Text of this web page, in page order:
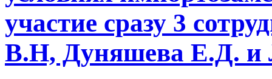
участие сразу 3
В.Н, Дуняшева Е.Д.